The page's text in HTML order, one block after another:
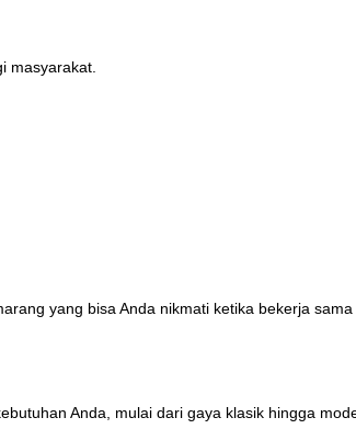
masyarakat.
yang bisa Anda nikmati ketika bekerja
Anda, mulai dari gaya klasik hingga